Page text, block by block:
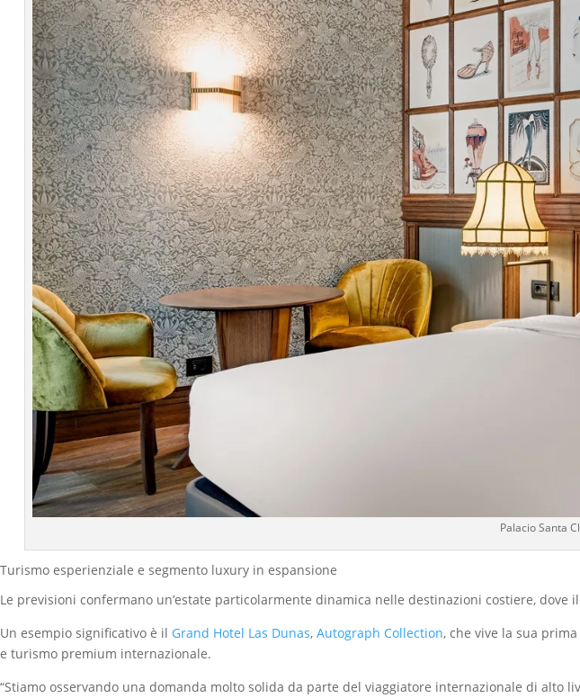
Palacio Santa
Turismo esperienziale e segmento luxury in espansione
Le previsioni confermano un’estate particolarmente dinamica nelle destinazioni costiere,
Un esempio significativo è il Grand Hotel Las Dunas, Autograph Collection, che vive la sua
e turismo premium internazionale.
“Stiamo osservando una domanda molto solida da parte del viaggiatore internazionale di alto